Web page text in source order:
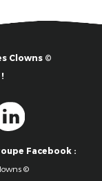
Clowns ©
Facebook :
©